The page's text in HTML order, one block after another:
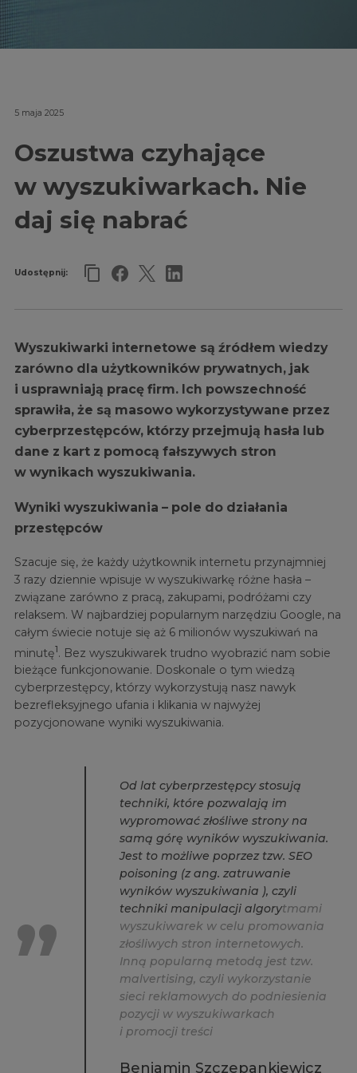
5 maja 2025
Oszustwa czyhające
w wyszukiwarkach. Nie
daj się nabrać
Udostępnij:
Wyszukiwarki internetowe są źródłem wiedzy
zarówno dla użytkowników prywatnych, jak
i usprawniają pracę firm. Ich powszechność
sprawiła, że są masowo wykorzystywane przez
cyberprzestępców, którzy przejmują hasła lub
dane z kart z pomocą fałszywych stron
w wynikach wyszukiwania.
Wyniki wyszukiwania – pole do działania
przestępców
Szacuje się, że każdy użytkownik internetu przynajmniej
3 razy dziennie wpisuje w wyszukiwarkę różne hasła –
związane zarówno z pracą, zakupami, podróżami czy
relaksem. W najbardziej popularnym narzędziu Google, na
całym świecie notuje się aż 6 milionów wyszukiwań na
minutę1. Bez wyszukiwarek trudno wyobrazić nam sobie
bieżące funkcjonowanie. Doskonale o tym wiedzą
cyberprzestępcy, którzy wykorzystują nasz nawyk
bezrefleksyjnego ufania i klikania w najwyżej
pozycjonowane wyniki wyszukiwania.
Od lat cyberprzestępcy stosują
techniki, które pozwalają im
wypromować złośliwe strony na
samą górę wyników wyszukiwania.
Jest to możliwe poprzez tzw. SEO
poisoning (z ang. zatruwanie
wyników wyszukiwania ), czyli
techniki manipulacji algorytmami
wyszukiwarek w celu promowania
złośliwych stron internetowych.
Inną popularną metodą jest tzw.
malvertising, czyli wykorzystanie
sieci reklamowych do podniesienia
pozycji w wyszukiwarkach
i promocji treści
Beniamin Szczepankiewicz